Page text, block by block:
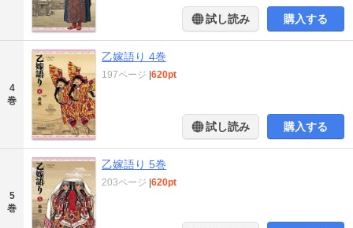
試し読み 購入する
4
巻
乙嫁語り 4巻
197ページ 620pt
試し読み 購入する
5
巻
乙嫁語り 5巻
203ページ 620pt